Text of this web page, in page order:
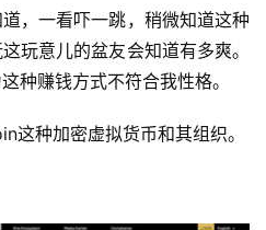
，一看吓一跳，稍微知道这种
玩意儿的盆友会知道有多爽。
种赚钱方式不符合我性格。
这种加密虚拟货币和其组织。